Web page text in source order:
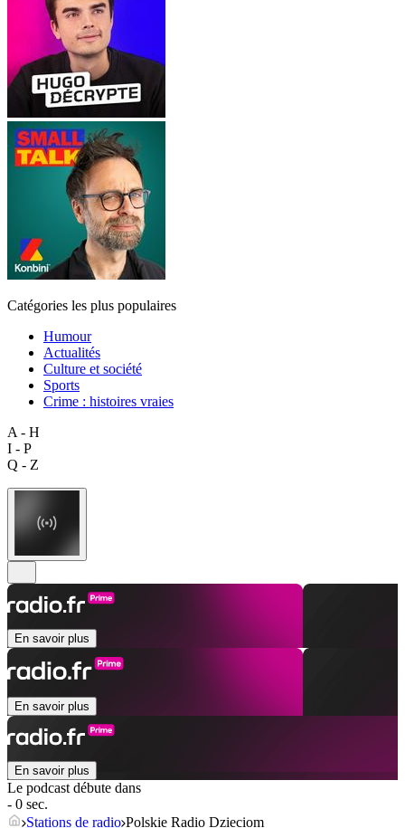
Catégories les plus populaires
Humour
Actualités
Culture et société
Sports
Crime : histoires vraies
A - H
I - P
Q - Z
En savoir plus
En savoir plus
En savoir plus
Le podcast débute dans
- 0 sec.
Stations de radio Polskie Radio Dzieciom